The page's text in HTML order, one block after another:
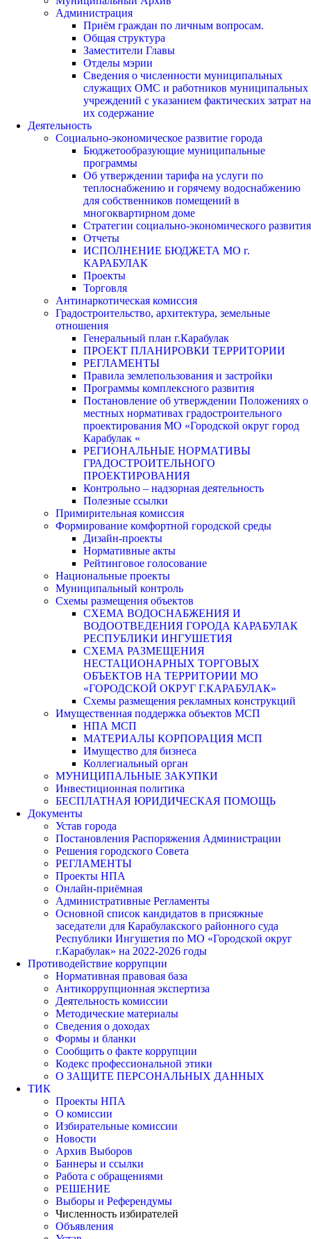
Администрация
Приём граждан по личным вопросам.
Общая структура
Заместители Главы
Отделы мэрии
Сведения о численности муниципальных
служащих ОМС и работников муниципальных
учреждений с указанием фактических затрат на
их содержание
Деятельность
Социально-экономическое развитие города
Бюджетообразующие муниципальные
программы
Об утверждении тарифа на услуги по
теплоснабжению и горячему водоснабжению
для собственников помещений в
многоквартирном доме
Стратегии социально-экономического развития
Отчеты
ИСПОЛНЕНИЕ БЮДЖЕТА МО г.
КАРАБУЛАК
Проекты
Торговля
Антинаркотическая комиссия
Градостроительство, архитектура, земельные
отношения
Генеральный план г.Карабулак
ПРОЕКТ ПЛАНИРОВКИ ТЕРРИТОРИИ
РЕГЛАМЕНТЫ
Правила землепользования и застройки
Программы комплексного развития
Постановление об утверждении Положениях о
местных нормативах градостроительного
проектирования МО «Городской округ город
Карабулак «
РЕГИОНАЛЬНЫЕ НОРМАТИВЫ
ГРАДОСТРОИТЕЛЬНОГО
ПРОЕКТИРОВАНИЯ
Контрольно – надзорная деятельность
Полезные ссылки
Примирительная комиссия
Формирование комфортной городской среды
Дизайн-проекты
Нормативные акты
Рейтинговое голосование
Национальные проекты
Муниципальный контроль
Схемы размещения объектов
СХЕМА ВОДОСНАБЖЕНИЯ И
ВОДООТВЕДЕНИЯ ГОРОДА КАРАБУЛАК
РЕСПУБЛИКИ ИНГУШЕТИЯ
СХЕМА РАЗМЕЩЕНИЯ
НЕСТАЦИОНАРНЫХ ТОРГОВЫХ
ОБЪЕКТОВ НА ТЕРРИТОРИИ МО
«ГОРОДСКОЙ ОКРУГ Г.КАРАБУЛАК»
Схемы размещения рекламных конструкций
Имущественная поддержка объектов МСП
НПА МСП
МАТЕРИАЛЫ КОРПОРАЦИЯ МСП
Имущество для бизнеса
Коллегиальный орган
МУНИЦИПАЛЬНЫЕ ЗАКУПКИ
Инвестиционная политика
БЕСПЛАТНАЯ ЮРИДИЧЕСКАЯ ПОМОЩЬ
Документы
Устав города
Постановления Распоряжения Администрации
Решения городского Совета
РЕГЛАМЕНТЫ
Проекты НПА
Онлайн-приёмная
Административные Регламенты
Основной список кандидатов в присяжные
заседатели для Карабулакского районного суда
Республики Ингушетия по МО «Городской округ
г.Карабулак» на 2022-2026 годы
Противодействие коррупции
Нормативная правовая база
Антикоррупционная экспертиза
Деятельность комиссии
Методические материалы
Сведения о доходах
Формы и бланки
Сообщить о факте коррупции
Кодекс профессиональной этики
О ЗАЩИТЕ ПЕРСОНАЛЬНЫХ ДАННЫХ
ТИК
Проекты НПА
О комиссии
Избирательные комиссии
Новости
Архив Выборов
Баннеры и ссылки
Работа с обращениями
РЕШЕНИЕ
Выборы и Референдумы
Численность избирателей
Объявления